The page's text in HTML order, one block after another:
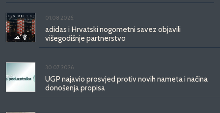
01.08.2026.
adidas i Hrvatski nogometni savez objavili
višegodišnje partnerstvo
30.07.2026.
UGP najavio prosvjed protiv novih nameta i načina
donošenja propisa